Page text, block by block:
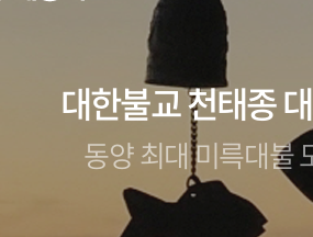
대한불교 천태종
동양 최대 미륵대불